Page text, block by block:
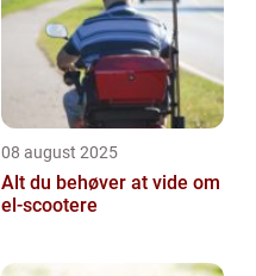
08 august 2025
Alt du behøver at vide om
el-scootere